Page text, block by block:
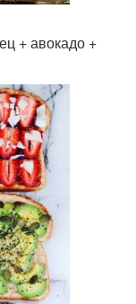
+ авокадо +